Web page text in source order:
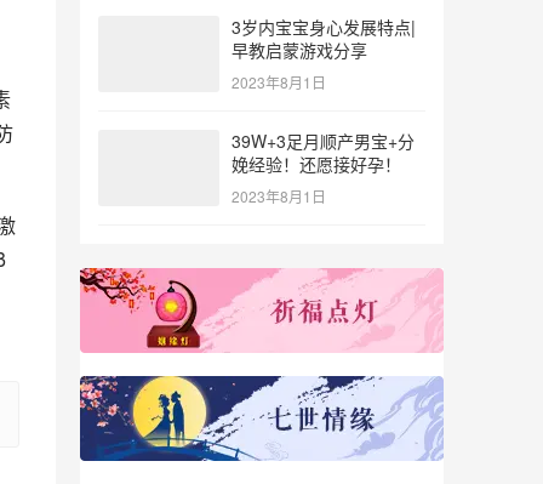
3岁内宝宝身心发展特点|
早教启蒙游戏分享
2023年8月1日
39W+3足月顺产男宝+分
娩经验！还愿接好孕！
2023年8月1日